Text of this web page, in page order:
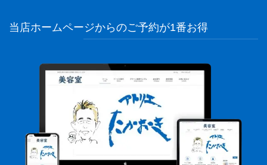
当店ホームページからのご予約が1番お得